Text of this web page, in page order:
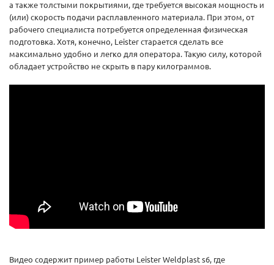
а также толстыми покрытиями, где требуется высокая мощность и
(или) скорость подачи расплавленного материала. При этом, от
рабочего специалиста потребуется определенная физическая
подготовка. Хотя, конечно, Leister старается сделать все
максимально удобно и легко для оператора. Такую силу, которой
обладает устройство не скрыть в пару килограммов.
Видео содержит пример работы Leister Weldplast s6, где